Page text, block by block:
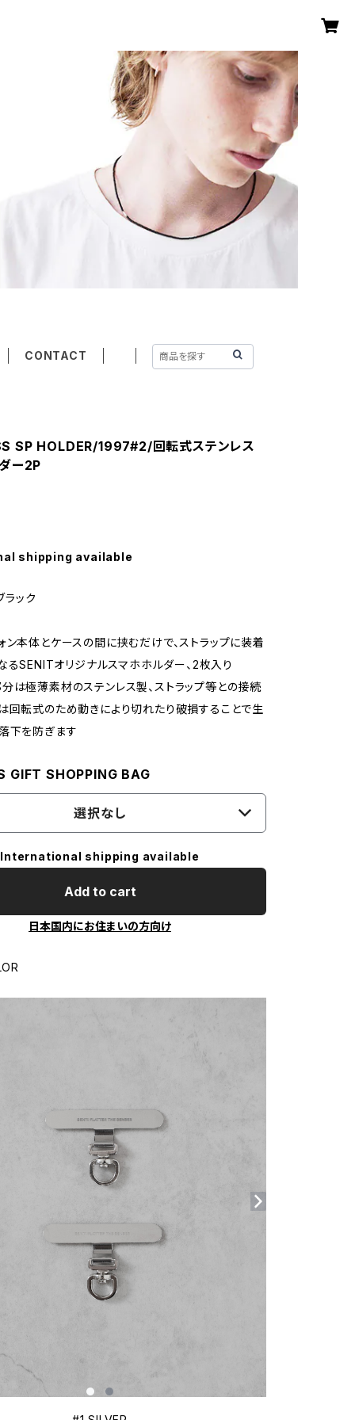
CONTACT
SP HOLDER/1997#2/回転式ステンレス
ー2P
shipping available
ック
ン本体とケースの間に挟むだけで、ストラップに装着
るSENITオリジナルスマホホルダー、2枚入り
は極薄素材のステンレス製、ストラップ等との接続
回転式のため動きにより切れたり破損することで生
下を防ぎます
GIFT SHOPPING BAG
選択なし
International shipping available
Add to cart
日本国内にお住まいの方向け